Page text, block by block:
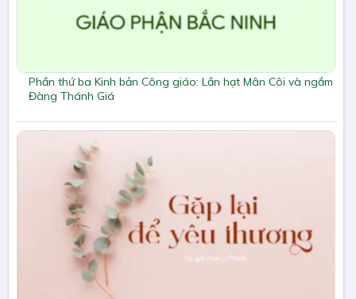
Phần thứ ba Kinh bản Công giáo: Lần hạt Mân Côi và ngắm
Đàng Thánh Giá